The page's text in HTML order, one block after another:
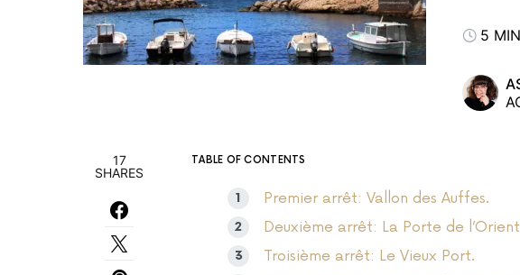
5
17
SHARES
TABLE OF CONTENTS
Premier arrêt: Vallon des Auffes.
Deuxième arrêt: La Porte de
Troisième arrêt: Le Vieux Port.